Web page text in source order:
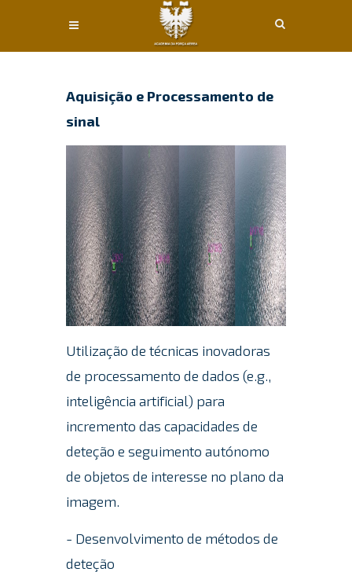
Aquisição e Processamento de
sinal
Utilização de técnicas inovadoras
de processamento de dados (e.g.,
inteligência artificial) para
incremento das capacidades de
deteção e seguimento autónomo
de objetos de interesse no plano da
imagem.
- Desenvolvimento de métodos de
deteção